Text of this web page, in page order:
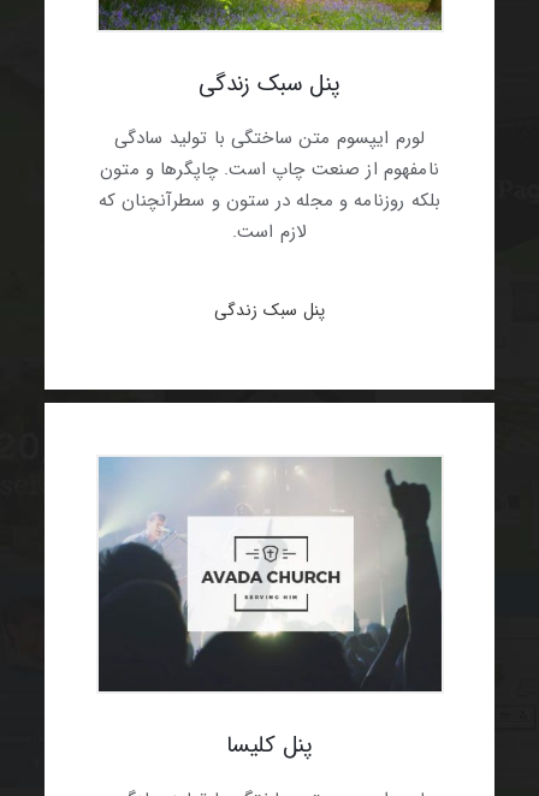
پنل سبک زندگی
لورم ایپسوم متن ساختگی با تولید سادگی
نامفهوم از صنعت چاپ است. چاپگرها و متون
بلکه روزنامه و مجله در ستون و سطرآنچنان که
لازم است.
پنل سبک زندگی
پنل کلیسا